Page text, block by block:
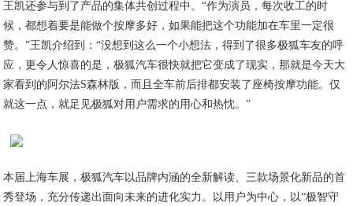
王凯还参与到了产品的集体共创过程中。“作为演员，每次收工的时
候，都想着要是能做个按摩多好，如果能把这个功能加在车里一定很
赞。”王凯介绍到：“没想到这么一个小想法，得到了很多极狐车友的呼
应，更令人惊喜的是，极狐汽车很快就把它变成了现实，那就是今天大
家看到的阿尔法S森林版，而且全车前后排都安装了座椅按摩功能。仅
就这一点，就足见极狐对用户需求的用心和热忱。”
本届上海车展，极狐汽车以品牌内涵的全新解读、三款场景化新品的首
秀登场，充分传递出面向未来的进化实力。以用户为中心，以“极智守